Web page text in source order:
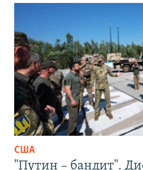
США
"Путин – бандит".